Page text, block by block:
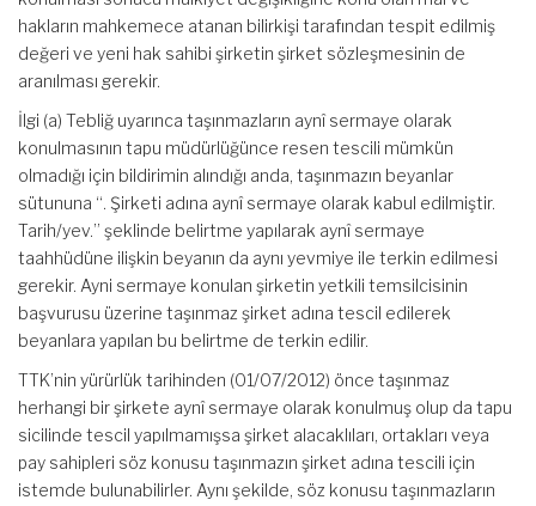
hakların mahkemece atanan bilirkişi tarafından tespit edilmiş
değeri ve yeni hak sahibi şirketin şirket sözleşmesinin de
aranılması gerekir.
İlgi (a) Tebliğ uyarınca taşınmazların aynî sermaye olarak
konulmasının tapu müdürlüğünce resen tescili mümkün
olmadığı için bildirimin alındığı anda, taşınmazın beyanlar
sütununa “. Şirketi adına aynî sermaye olarak kabul edilmiştir.
Tarih/yev.” şeklinde belirtme yapılarak aynî sermaye
taahhüdüne ilişkin beyanın da aynı yevmiye ile terkin edilmesi
gerekir. Ayni sermaye konulan şirketin yetkili temsilcisinin
başvurusu üzerine taşınmaz şirket adına tescil edilerek
beyanlara yapılan bu belirtme de terkin edilir.
TTK’nin yürürlük tarihinden (01/07/2012) önce taşınmaz
herhangi bir şirkete aynî sermaye olarak konulmuş olup da tapu
sicilinde tescil yapılmamışsa şirket alacaklıları, ortakları veya
pay sahipleri söz konusu taşınmazın şirket adına tescili için
istemde bulunabilirler. Aynı şekilde, söz konusu taşınmazların